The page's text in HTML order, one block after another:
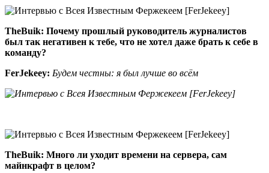
TheBuik: Почему прошлый руководитель журналистов
был так негативен к тебе, что не хотел даже брать к себе в
команду?
FerJekeey: Будем честны: я был лучше во всём
TheBuik: Много ли уходит времени на сервера, сам
майнкрафт в целом?